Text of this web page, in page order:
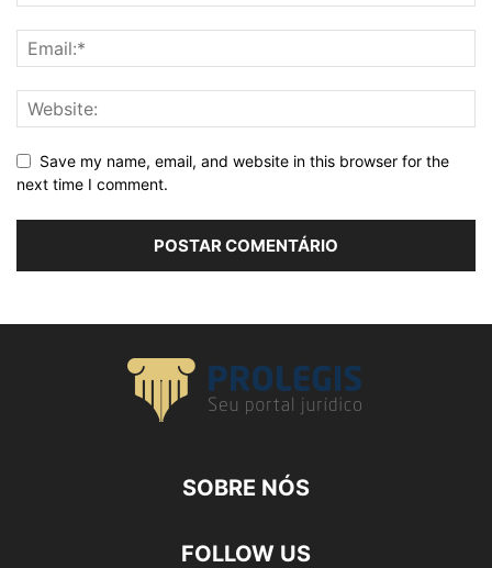
Save my name, email, and website in this browser for the
next time I comment.
SOBRE NÓS
FOLLOW US